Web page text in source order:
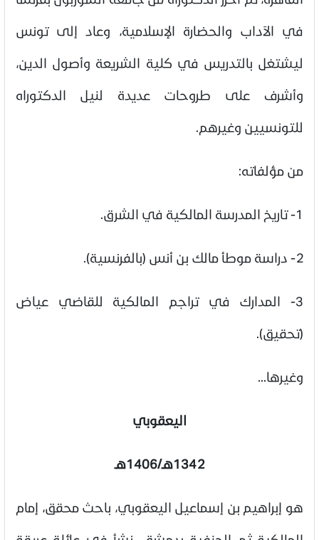
في الآداب والحضارة الإسلامية، وعاد إلى تونس
ليشتغل بالتدريس في كلية الشريعة وأصول الدين،
وأشرف على طروحات عديدة لنيل الدكتوراه
للتونسيين وغيرهم.
من مؤلفاته:
1- تاريخ المدرسة المالكية في الشرق.
2- دراسة موطأ مالك بن أنس (بالفرنسية).
3- المدارك في تراجم المالكية للقاضي عياض
(تحقيق).
وغيرها...
اليعقوبي
1342هـ/1406هـ
هو إبراهيم بن إسماعيل اليعقوبي، باحث محقق، إمام